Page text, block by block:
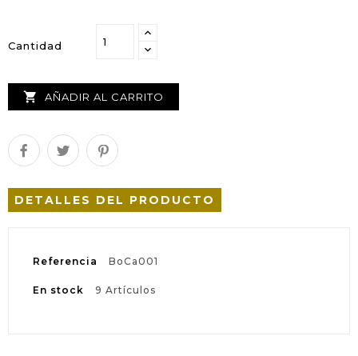
Cantidad
 AÑADIR AL CARRITO
DETALLES DEL PRODUCTO
Referencia BoCa001
En stock 9 Artículos